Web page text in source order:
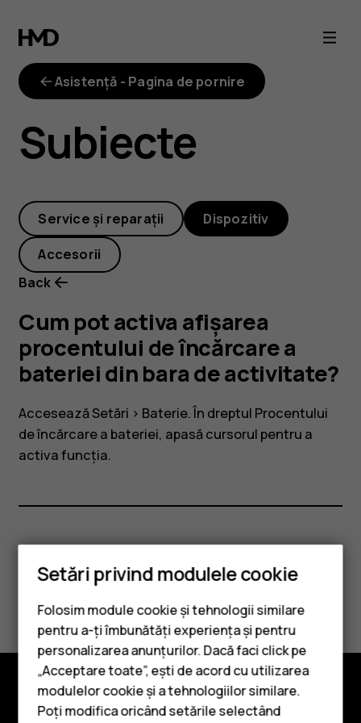
Cum
pot
activa
afișarea
procentului
de
încărcare
a
bateriei
din
bara
de
activitate?
Smartphone-uri
Asistență - Pagina de pornire
Subiecte
Service și reparații Dispozitiv
Accesorii
Back
Cum pot activa afișarea
procentului de încărcare a
bateriei din bara de activitate?
Accesează Setări > Baterie. În dreptul Procentului
de încărcare a bateriei, apasă cursorul pentru a
activa funcția.
Explorează
Setări privind modulele cookie
Folosim module cookie și tehnologii similare
pentru a-ți îmbunătăți experiența și pentru
personalizarea anunțurilor. Dacă faci click pe
„Acceptare toate”, ești de acord cu utilizarea
modulelor cookie și a tehnologiilor similare.
Poți modifica oricând setările selectând